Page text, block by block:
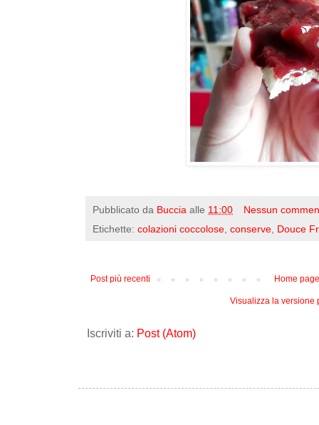
Pubblicato da Buccia alle 11:00
Nessun
Etichette: colazioni coccolose, conserve, Douce
Post più recenti Home
Visualizza la versione
Iscriviti a: Post (Atom)